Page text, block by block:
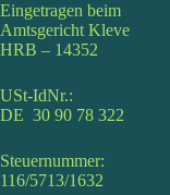
Eingetragen beim
Amtsgericht Kleve
HRB – 14352
USt-IdNr.:
DE 30 90 78 322
Steuernummer:
116/5713/1632